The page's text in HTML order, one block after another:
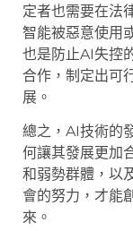
定者也需要在法
智能被惡意使用
也是防止AI失控
合作，制定出可
展。
總之，AI技術的
何讓其發展更加
和弱勢群體，以
會的努力，才能
來。